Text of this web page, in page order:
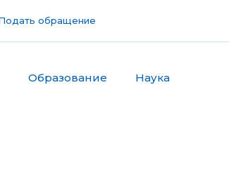
обращение
Образование Наука